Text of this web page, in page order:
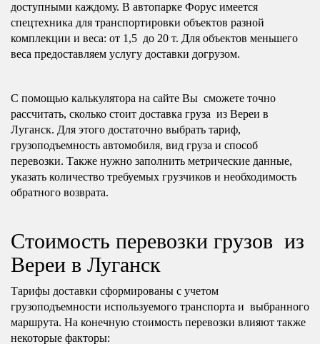
доступными каждому. В автопарке Форус имеется
спецтехника для транспортировки объектов разной
комплекции и веса: от 1,5 до 20 т. Для объектов меньшего
веса предоставляем услугу доставки догрузом.
С помощью калькулятора на сайте Вы сможете точно
рассчитать, сколько стоит доставка груза из Вереи в
Луганск. Для этого достаточно выбрать тариф,
грузоподъемность автомобиля, вид груза и способ
перевозки. Также нужно заполнить метрические данные,
указать количество требуемых грузчиков и необходимость
обратного возврата.
Стоимость перевозки грузов из
Вереи в Луганск
Тарифы доставки сформированы с учетом
грузоподъемности используемого транспорта и выбранного
маршрута. На конечную стоимость перевозки влияют также
некоторые факторы: